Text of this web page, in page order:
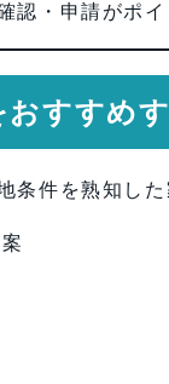
認・申請がポイ
すすめ
件を熟知した